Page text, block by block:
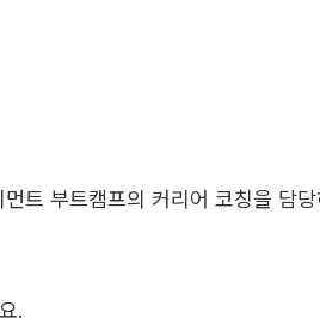
트 부트캠프의 커리어 코칭을 담당
.